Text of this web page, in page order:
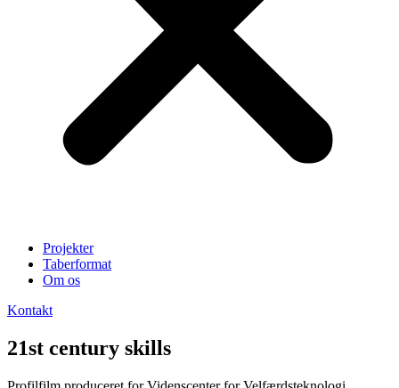
Projekter
Taberformat
Om os
Kontakt
21st century skills